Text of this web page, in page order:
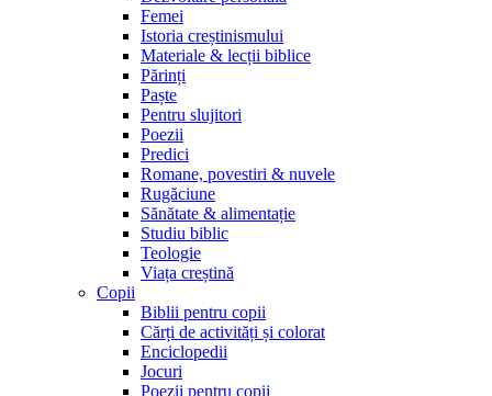
Femei
Istoria creștinismului
Materiale & lecții biblice
Părinți
Paște
Pentru slujitori
Poezii
Predici
Romane, povestiri & nuvele
Rugăciune
Sănătate & alimentație
Studiu biblic
Teologie
Viața creștină
Copii
Biblii pentru copii
Cărți de activități și colorat
Enciclopedii
Jocuri
Poezii pentru copii